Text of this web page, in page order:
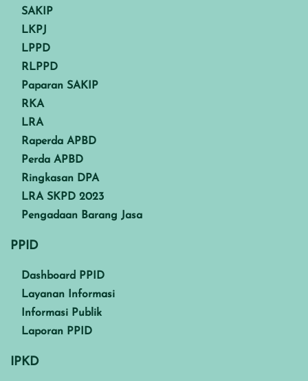
SAKIP
LKPJ
LPPD
RLPPD
Paparan SAKIP
RKA
LRA
Raperda APBD
Perda APBD
Ringkasan DPA
LRA SKPD 2023
Pengadaan Barang Jasa
PPID
Dashboard PPID
Layanan Informasi
Informasi Publik
Laporan PPID
IPKD